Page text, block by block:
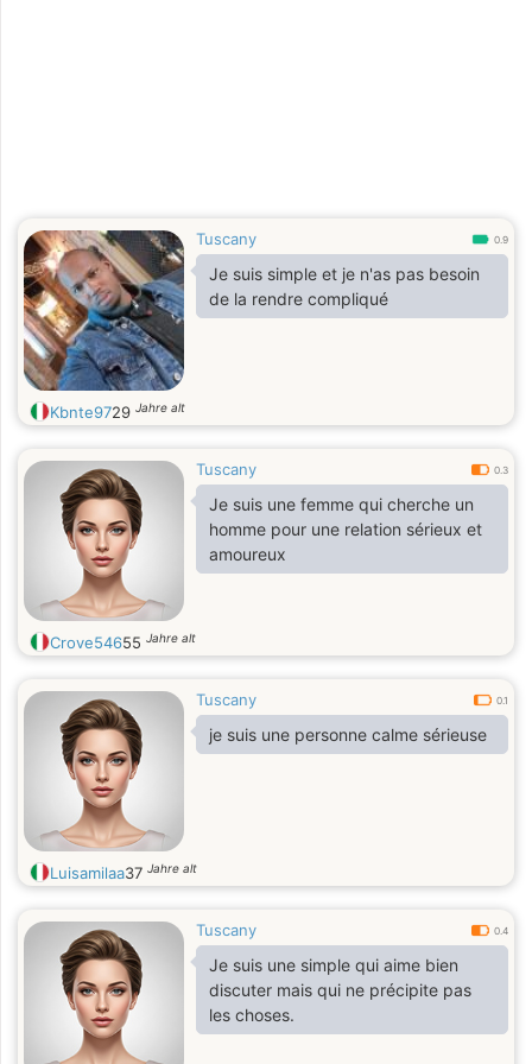
Tuscany 0.9
Je suis simple et je n'as pas besoin
de la rendre compliqué
Kbnte9729 Jahre alt
Tuscany 0.3
Je suis une femme qui cherche un
homme pour une relation sérieux et
amoureux
Crove54655 Jahre alt
Tuscany 0.1
je suis une personne calme sérieuse
Luisamilaa37 Jahre alt
Tuscany 0.4
Je suis une simple qui aime bien
discuter mais qui ne précipite pas
les choses.